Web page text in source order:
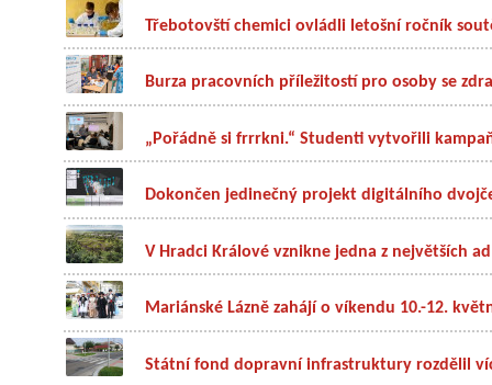
Třebotovští chemici ovládli letošní ročník
Burza pracovních příležitostí pro osoby se
„Pořádně si frrrkni.“ Studenti vytvořili
Dokončen jedinečný projekt digitálního
V Hradci Králové vznikne jedna z největších
Mariánské Lázně zahájí o víkendu 10.-12.
Státní fond dopravní infrastruktury rozdělil